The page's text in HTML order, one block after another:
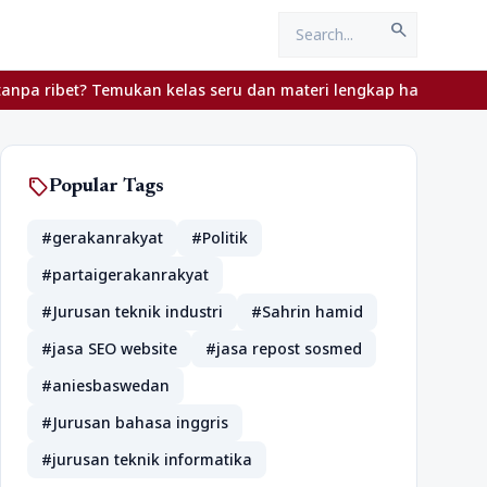
search
Temukan kelas seru dan materi lengkap hanya di
sellPopular Tags
#gerakanrakyat
#Politik
#partaigerakanrakyat
#Jurusan teknik industri
#Sahrin hamid
#jasa SEO website
#jasa repost sosmed
#aniesbaswedan
#Jurusan bahasa inggris
#jurusan teknik informatika